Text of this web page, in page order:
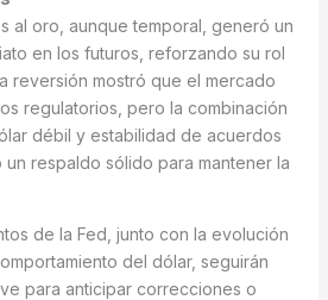
al oro, aunque temporal, generó un
en los futuros, reforzando su rol
reversión mostró que el mercado
regulatorios, pero la combinación
débil y estabilidad de acuerdos
respaldo sólido para mantener la
de la Fed, junto con la evolución
del dólar, seguirán
para anticipar correcciones o